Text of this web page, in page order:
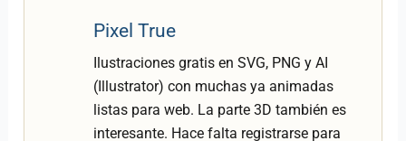
Pixel True
Ilustraciones gratis en SVG, PNG y AI
(Illustrator) con muchas ya animadas
listas para web. La parte 3D también es
interesante. Hace falta registrarse para